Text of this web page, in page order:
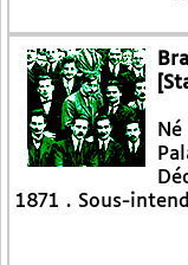
1871 . Sous-